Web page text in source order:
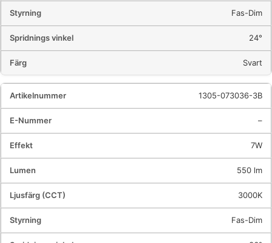
Fas-Dim
24°
Svart
1305-073036-3B
–
7W
550 lm
3000K
Fas-Dim